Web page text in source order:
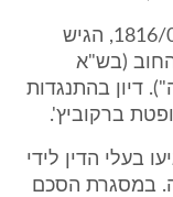
7. ביום 21.8.05, בטרם נדונה בר"ע 1816/05, הגיש
(בש"א
דיון בהתנגדות
בעלי הדין לידי
במסגרת הסכם